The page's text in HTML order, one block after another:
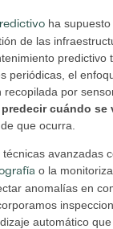
ha
de las
predictivo
periódicas, el
recopilada por
predecir cuándo se
que ocurra.
avanzadas
o la
anomalías en
automático